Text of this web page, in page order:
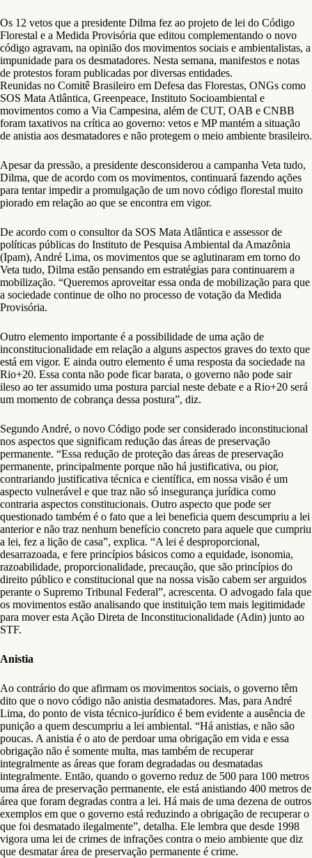
Os 12 vetos que a presidente Dilma fez ao projeto de lei do Código
Florestal e a Medida Provisória que editou complementando o novo
código agravam, na opinião dos movimentos sociais e ambientalistas, a
impunidade para os desmatadores. Nesta semana, manifestos e notas
de protestos foram publicadas por diversas entidades.
Reunidas no Comitê Brasileiro em Defesa das Florestas, ONGs como
SOS Mata Atlântica, Greenpeace, Instituto Socioambiental e
movimentos como a Via Campesina, além de CUT, OAB e CNBB
foram taxativos na crítica ao governo: vetos e MP mantém a situação
de anistia aos desmatadores e não protegem o meio ambiente brasileiro.
Apesar da pressão, a presidente desconsiderou a campanha Veta tudo,
Dilma, que de acordo com os movimentos, continuará fazendo ações
para tentar impedir a promulgação de um novo código florestal muito
piorado em relação ao que se encontra em vigor.
De acordo com o consultor da SOS Mata Atlântica e assessor de
políticas públicas do Instituto de Pesquisa Ambiental da Amazônia
(Ipam), André Lima, os movimentos que se aglutinaram em torno do
Veta tudo, Dilma estão pensando em estratégias para continuarem a
mobilização. “Queremos aproveitar essa onda de mobilização para que
a sociedade continue de olho no processo de votação da Medida
Provisória.
Outro elemento importante é a possibilidade de uma ação de
inconstitucionalidade em relação a alguns aspectos graves do texto que
está em vigor. E ainda outro elemento é uma resposta da sociedade na
Rio+20. Essa conta não pode ficar barata, o governo não pode sair
ileso ao ter assumido uma postura parcial neste debate e a Rio+20 será
um momento de cobrança dessa postura”, diz.
Segundo André, o novo Código pode ser considerado inconstitucional
nos aspectos que significam redução das áreas de preservação
permanente. “Essa redução de proteção das áreas de preservação
permanente, principalmente porque não há justificativa, ou pior,
contrariando justificativa técnica e científica, em nossa visão é um
aspecto vulnerável e que traz não só insegurança jurídica como
contraria aspectos constitucionais. Outro aspecto que pode ser
questionado também é o fato que a lei beneficia quem descumpriu a lei
anterior e não traz nenhum benefício concreto para aquele que cumpriu
a lei, fez a lição de casa”, explica. “A lei é desproporcional,
desarrazoada, e fere princípios básicos como a equidade, isonomia,
razoabilidade, proporcionalidade, precaução, que são princípios do
direito público e constitucional que na nossa visão cabem ser arguidos
perante o Supremo Tribunal Federal”, acrescenta. O advogado fala que
os movimentos estão analisando que instituição tem mais legitimidade
para mover esta Ação Direta de Inconstitucionalidade (Adin) junto ao
STF.
Anistia
Ao contrário do que afirmam os movimentos sociais, o governo têm
dito que o novo código não anistia desmatadores. Mas, para André
Lima, do ponto de vista técnico-jurídico é bem evidente a ausência de
punição a quem descumpriu a lei ambiental. “Há anistias, e não são
poucas. A anistia é o ato de perdoar uma obrigação em vida e essa
obrigação não é somente multa, mas também de recuperar
integralmente as áreas que foram degradadas ou desmatadas
integralmente. Então, quando o governo reduz de 500 para 100 metros
uma área de preservação permanente, ele está anistiando 400 metros de
área que foram degradas contra a lei. Há mais de uma dezena de outros
exemplos em que o governo está reduzindo a obrigação de recuperar o
que foi desmatado ilegalmente”, detalha. Ele lembra que desde 1998
vigora uma lei de crimes de infrações contra o meio ambiente que diz
que desmatar área de preservação permanente é crime.